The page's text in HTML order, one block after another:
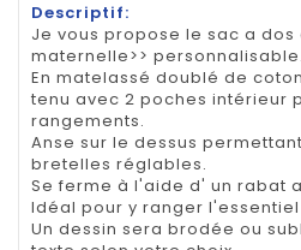
Descriptif:
Je vous propose le sac a dos
maternelle>> personnalisable.
En matelassé doublé de
tenu avec 2 poches intérieur
rangements.
Anse sur le dessus
bretelles réglables.
Se ferme à l'aide d' un rabat
Idéal pour y ranger
Un dessin sera brodée ou